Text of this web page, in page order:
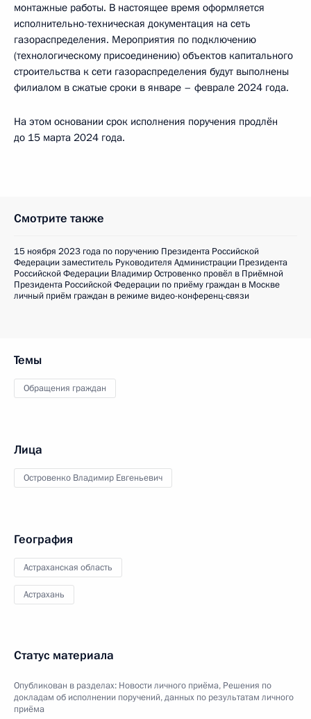
монтажные работы. В настоящее время оформляется
исполнительно-техническая документация на сеть
газораспределения. Мероприятия по подключению
(технологическому присоединению) объектов капитального
строительства к сети газораспределения будут выполнены
филиалом в сжатые сроки в январе – феврале 2024 года.
На этом основании срок исполнения поручения продлён
до 15 марта 2024 года.
Смотрите также
15 ноября 2023 года по поручению Президента Российской
Федерации заместитель Руководителя Администрации Президента
Российской Федерации Владимир Островенко провёл в Приёмной
Президента Российской Федерации по приёму граждан в Москве
личный приём граждан в режиме видео-конференц-связи
Темы
Обращения граждан
Лица
Островенко Владимир Евгеньевич
География
Астраханская область
Астрахань
Статус материала
Опубликован в разделах: Новости личного приёма, Решения по
докладам об исполнении поручений, данных по результатам личного
приёма